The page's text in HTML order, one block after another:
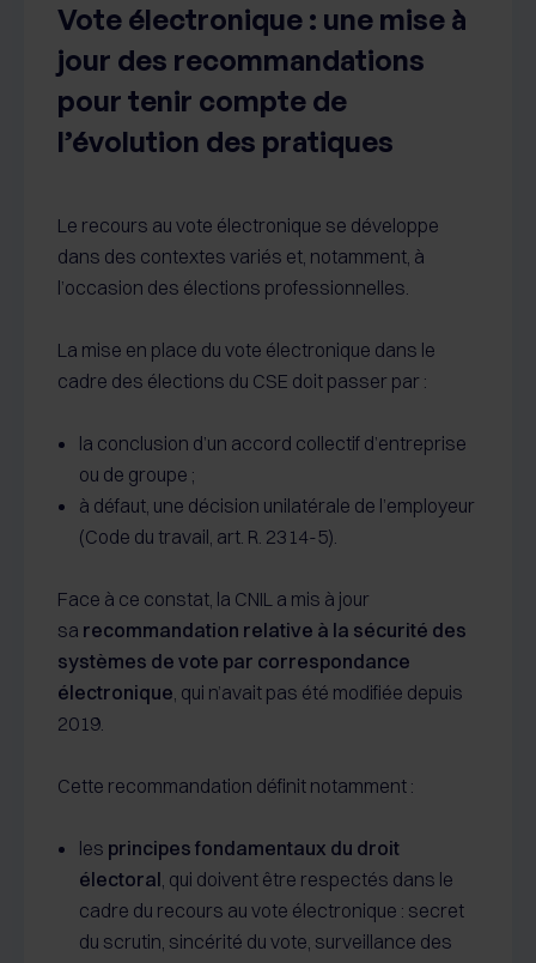
Vote électronique : une mise à
jour des recommandations
pour tenir compte de
l’évolution des pratiques
Le recours au vote électronique se développe
dans des contextes variés et, notamment, à
l’occasion des élections professionnelles.
La mise en place du vote électronique dans le
cadre des élections du CSE doit passer par :
la conclusion d’un accord collectif d’entreprise
ou de groupe ;
à défaut, une décision unilatérale de l’employeur
(Code du travail, art. R. 2314-5).
Face à ce constat, la CNIL a mis à jour
sa recommandation relative à la sécurité des
systèmes de vote par correspondance
électronique, qui n’avait pas été modifiée depuis
2019.
Cette recommandation définit notamment :
les principes fondamentaux du droit
électoral, qui doivent être respectés dans le
cadre du recours au vote électronique : secret
du scrutin, sincérité du vote, surveillance des